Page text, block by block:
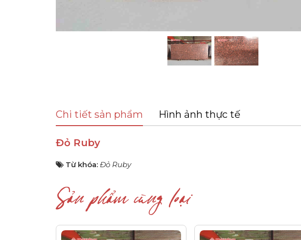
Chi tiết sản phẩm Hình ảnh thực tế
Đỏ Ruby
Từ khóa: Đỏ Ruby
Sản phẩm cùng loại